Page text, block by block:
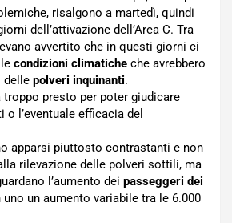
risalgono a martedì, quindi
dell’attivazione dell’Area C. Tra
avvertito che in questi giorni ci
condizioni climatiche che avrebbero
delle polveri inquinanti.
presto per poter giudicare
l’eventuale efficacia del
apparsi piuttosto contrastanti e non
rilevazione delle polveri sottili, ma
l’aumento dei passeggeri dei
uno un aumento variabile tra le 6.000